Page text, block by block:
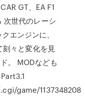
GT、EA F1
次世代のレーシ
エンジンに、
々と変化を見
。 MODなども
game/1137348208